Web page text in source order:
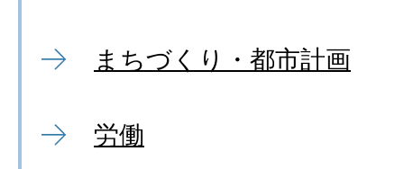
まちづくり・都市計画
労働